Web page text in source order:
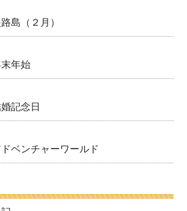
島（２月）
末年始
記念日
ドベンチャーワールド